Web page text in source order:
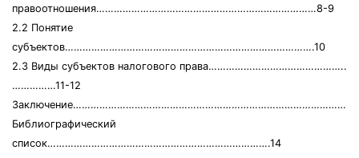
правоотношения…………………………………………………………………8-9
2.2 Понятие
субъектов………………………………………………………………………….10
2.3 Виды субъектов налогового права………………………………………..
……………11-12
Библиографический
список………………………………………………………………….14